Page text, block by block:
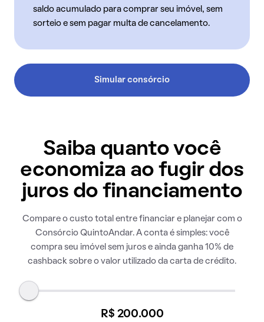
saldo acumulado para comprar seu imóvel, sem
sorteio e sem pagar multa de cancelamento.
Simular consórcio
Saiba quanto você
economiza ao fugir dos
juros do financiamento
Compare o custo total entre financiar e planejar com o
Consórcio QuintoAndar. A conta é simples: você
compra seu imóvel sem juros e ainda ganha 10% de
cashback sobre o valor utilizado da carta de crédito.
R$ 200.000